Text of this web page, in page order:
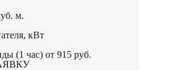
м.
кВт
(1 час) от 915 руб.